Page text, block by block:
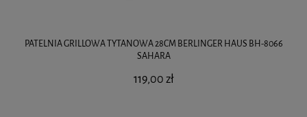
PATELNIA GRILLOWA TYTANOWA 28CM BERLINGER HAUS BH-8066
SAHARA
119,00 zł